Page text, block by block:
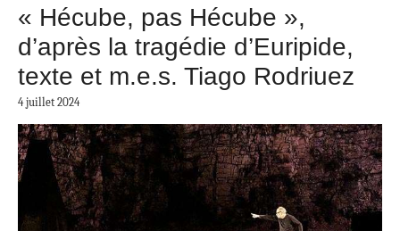
« Hécube, pas Hécube »,
d’après la tragédie d’Euripide,
texte et m.e.s. Tiago Rodriuez
4 juillet 2024